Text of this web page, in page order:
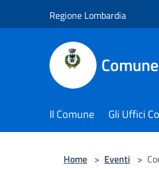
Regione Lombardia
Il Comune Gli Uffici
Home > Eventi >